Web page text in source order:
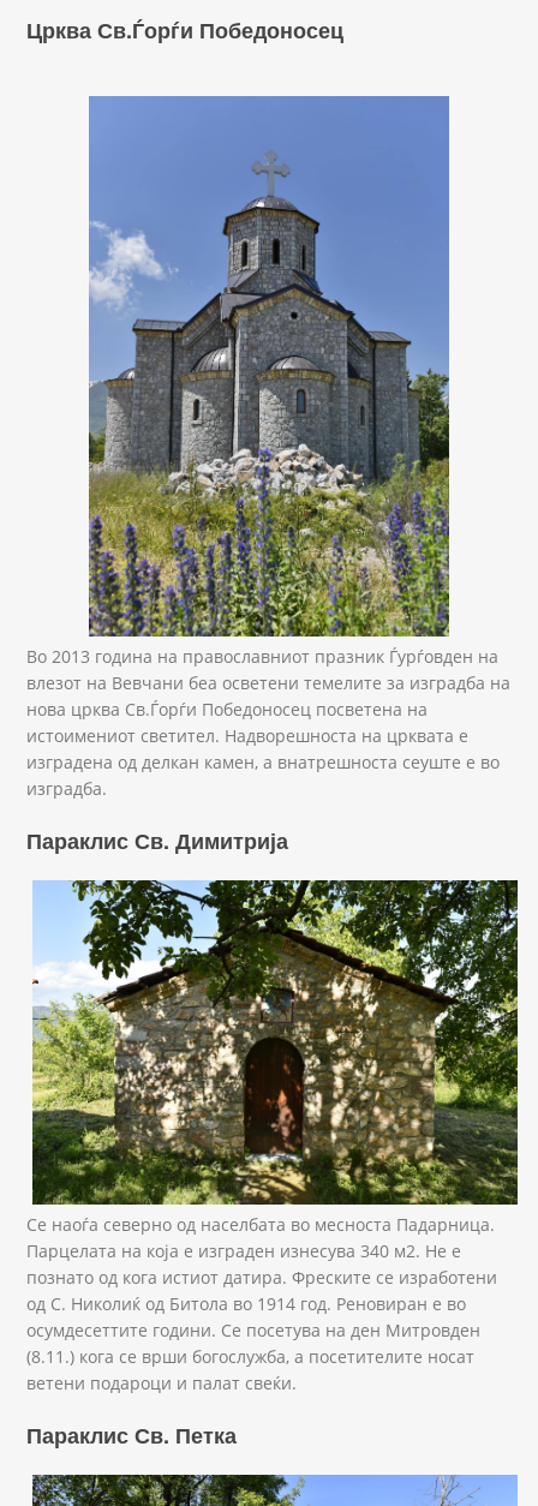
Црква Св.Ѓорѓи Победоносец
Во 2013 година на православниот празник Ѓурѓовден на
влезот на Вевчани беа осветени темелите за изградба на
нова црква Св.Ѓорѓи Победоносец посветена на
истоимениот светител. Надворешноста на црквата е
изградена од делкан камен, а внатрешноста сеуште е во
изградба.
Параклис Св. Димитрија
Sv Dimitrija.JPG
Се наоѓа северно од населбата во месноста Падарница.
Парцелата на која е изграден изнесува 340 м2. Не е
познато од кога истиот датира. Фреските се изработени
од С. Николиќ од Битола во 1914 год. Реновиран е во
осумдесеттите години. Се посетува на ден Митровден
(8.11.) кога се врши богослужба, а посетителите носат
ветени подароци и палат свеќи.
Параклис Св. Петка
_NAC9266.JPG